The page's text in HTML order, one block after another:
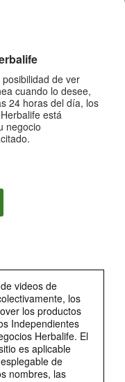
de ver
cuando lo desee,
24 horas del día, los
está
negocio
videos de
los
los productos
Independientes
Herbalife. El
es aplicable
de
nombres, las
Moras
que le dará impulso a
de Liftoff!